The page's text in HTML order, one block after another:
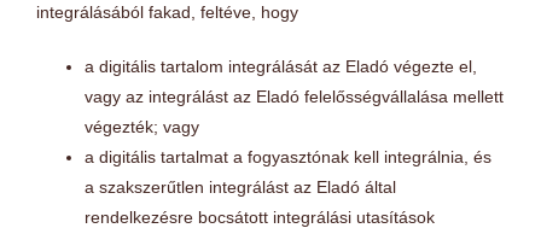
integrálásából fakad, feltéve, hogy
a digitális tartalom integrálását az Eladó végezte el,
vagy az integrálást az Eladó felelősségvállalása mellett
végezték; vagy
a digitális tartalmat a fogyasztónak kell integrálnia, és
a szakszerűtlen integrálást az Eladó által
rendelkezésre bocsátott integrálási utasítások